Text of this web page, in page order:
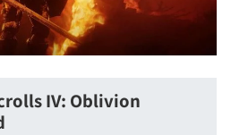
IV: Oblivion